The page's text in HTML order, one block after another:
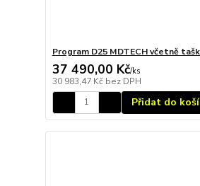
Program D25 MDTECH včetně
37 490,00 Kč/ks
30 983,47 Kč bez DPH
Přidat do